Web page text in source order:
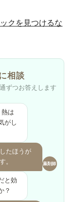
クを見つけるな
相談
ずつお答えします
は
がし
薬剤師
たほうが
。
と効
？